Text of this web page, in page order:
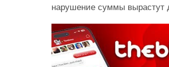
нарушение суммы вырастут